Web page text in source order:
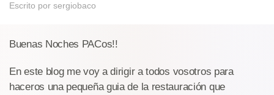
Escrito por sergiobaco
Buenas Noches PACos!!
En este blog me voy a dirigir a todos vosotros para
haceros una pequeña guia de la restauración que